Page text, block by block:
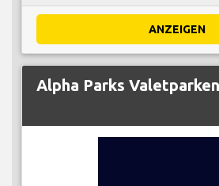
ANZEIGEN
Alpha Parks